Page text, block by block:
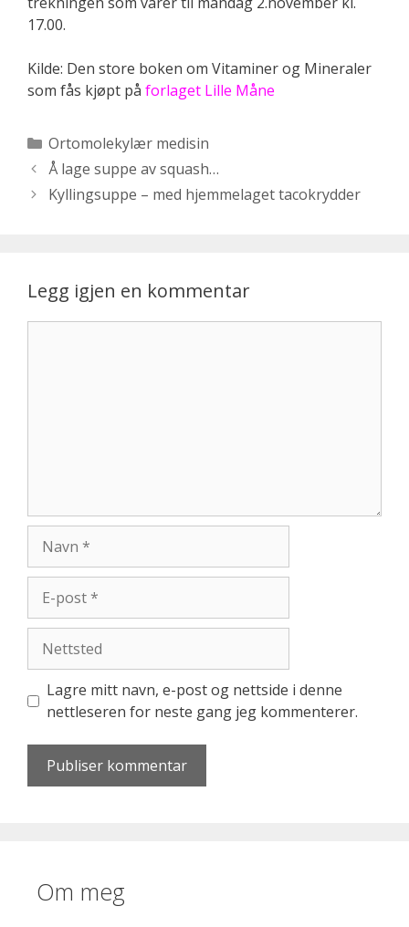
17.00.
Kilde: Den store boken om Vitaminer og Mineraler
som fås kjøpt på forlaget Lille Måne
Kategorier
Ortomolekylær medisin
Å lage suppe av squash…
Kyllingsuppe – med hjemmelaget tacokrydder
Legg igjen en kommentar
post
Lagre mitt navn, e-post og nettside i denne
nettleseren for neste gang jeg kommenterer.
Om meg